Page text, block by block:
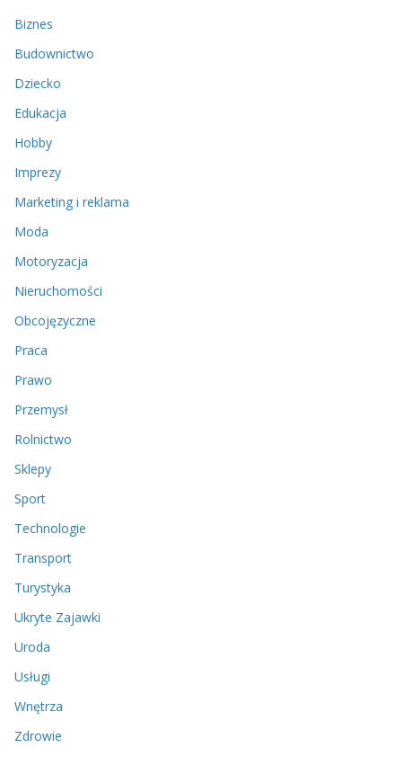
Biznes
Budownictwo
Dziecko
Edukacja
Hobby
Imprezy
Marketing i reklama
Moda
Motoryzacja
Nieruchomości
Obcojęzyczne
Praca
Prawo
Przemysł
Rolnictwo
Sklepy
Sport
Technologie
Transport
Turystyka
Ukryte Zajawki
Uroda
Usługi
Wnętrza
Zdrowie